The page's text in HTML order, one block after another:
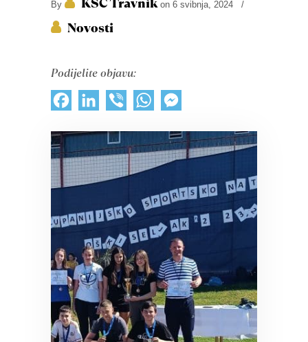
By on 6 svibnja, 2024 /
Novosti
Podijelite objavu:
FacebookLinkedInViber WhatsApp